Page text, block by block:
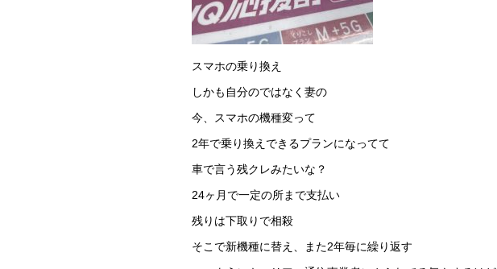
スマホの乗り換え
しかも自分のではなく妻の
今、スマホの機種変って
2年で乗り換えできるプランになってて
車で言う残クレみたいな？
24ヶ月で一定の所まで支払い
残りは下取りで相殺
そこで新機種に替え、また2年毎に繰り返す